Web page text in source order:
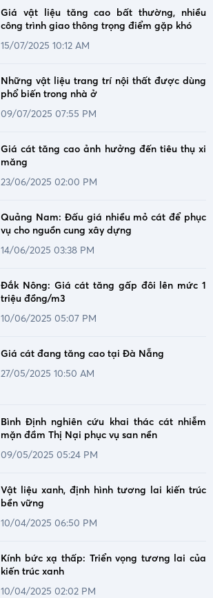
Giá vật liệu tăng cao bất thường, nhiều
công trình giao thông trọng điểm gặp khó
15/07/2025 10:12 AM
Những vật liệu trang trí nội thất được dùng
phổ biến trong nhà ở
09/07/2025 07:55 PM
Giá cát tăng cao ảnh hưởng đến tiêu thụ xi
măng
23/06/2025 02:00 PM
Quảng Nam: Đấu giá nhiều mỏ cát để phục
vụ cho nguồn cung xây dựng
14/06/2025 03:38 PM
Đắk Nông: Giá cát tăng gấp đôi lên mức 1
triệu đồng/m3
10/06/2025 05:07 PM
Giá cát đang tăng cao tại Đà Nẵng
27/05/2025 10:50 AM
Bình Định nghiên cứu khai thác cát nhiễm
mặn đầm Thị Nại phục vụ san nền
09/05/2025 05:24 PM
Vật liệu xanh, định hình tương lai kiến trúc
bền vững
10/04/2025 06:50 PM
Kính bức xạ thấp: Triển vọng tương lai của
kiến trúc xanh
10/04/2025 02:02 PM